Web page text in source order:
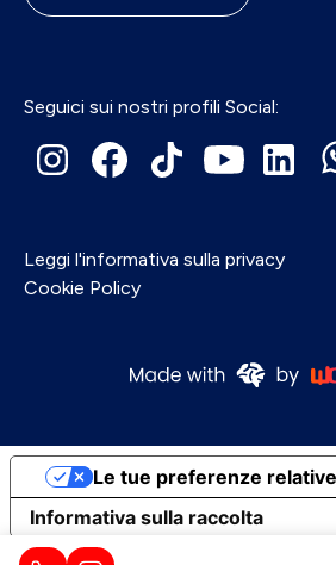
Seguici sui nostri profili Social:
Leggi l'informativa sulla privacy
Cookie Policy
Informativa sulla raccolta
Le tue preferenze